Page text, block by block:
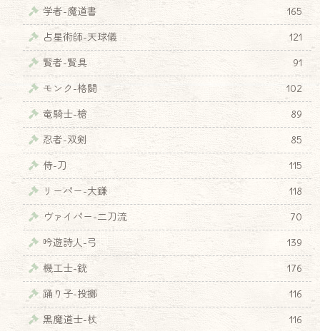
学者-魔道書
165
占星術師-天球儀
121
賢者-賢具
91
モンク-格闘
102
竜騎士-槍
89
忍者-双剣
85
侍-刀
115
リーパー-大鎌
118
ヴァイパー-二刀流
70
吟遊詩人-弓
139
機工士-銃
176
踊り子-投擲
116
黒魔道士-杖
116